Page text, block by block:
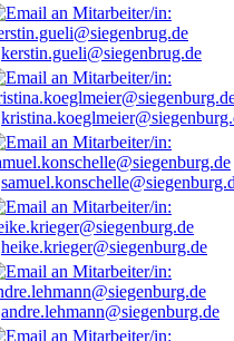
kerstin.gueli@siegenbrug.de
heike.krieger@siegenburg.de
andre.lehmann@siegenburg.de